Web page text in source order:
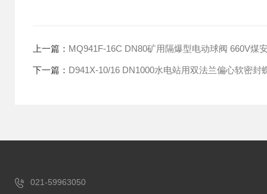
上一篇： MQ941F-16C DN80矿用隔爆型电动球阀 660V煤
下一篇： D941X-10/16 DN1000水电站用双法兰偏心软密封
021-59963050